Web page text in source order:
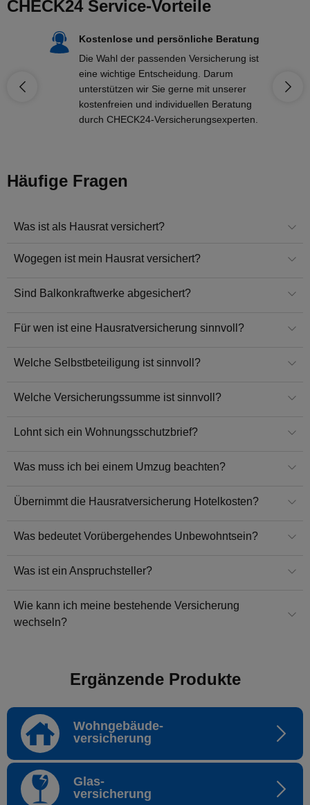
CHECK24 Service-Vorteile
Kostenlose und persönliche Beratung
Die Wahl der passenden Versicherung ist
eine wichtige Entscheidung. Darum
unterstützen wir Sie gerne mit unserer
kostenfreien und individuellen Beratung
durch CHECK24-Versicherungsexperten.
Häufige Fragen
Was ist als Hausrat versichert?
Wogegen ist mein Hausrat versichert?
Sind Balkonkraftwerke abgesichert?
Für wen ist eine Hausratversicherung sinnvoll?
Welche Selbstbeteiligung ist sinnvoll?
Welche Versicherungssumme ist sinnvoll?
Lohnt sich ein Wohnungsschutzbrief?
Was muss ich bei einem Umzug beachten?
Übernimmt die Hausratversicherung Hotelkosten?
Was bedeutet Vorübergehendes Unbewohntsein?
Was ist ein Anspruchsteller?
Wie kann ich meine bestehende Versicherung
wechseln?
Ergänzende Produkte
Wohngebäude-
versicherung
Glas-
versicherung